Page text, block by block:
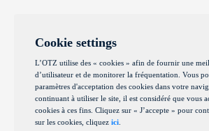
Cookie settings
L’OTZ utilise des « cookies » afin de fournir une
d’utilisateur et de monitorer la fréquentation. Vous
paramètres d'acceptation des cookies dans votre
continuant à utiliser le site, il est considéré que vous
cookies à ces fins. Cliquez sur « J’accepte » pour
sur les cookies, cliquez ici